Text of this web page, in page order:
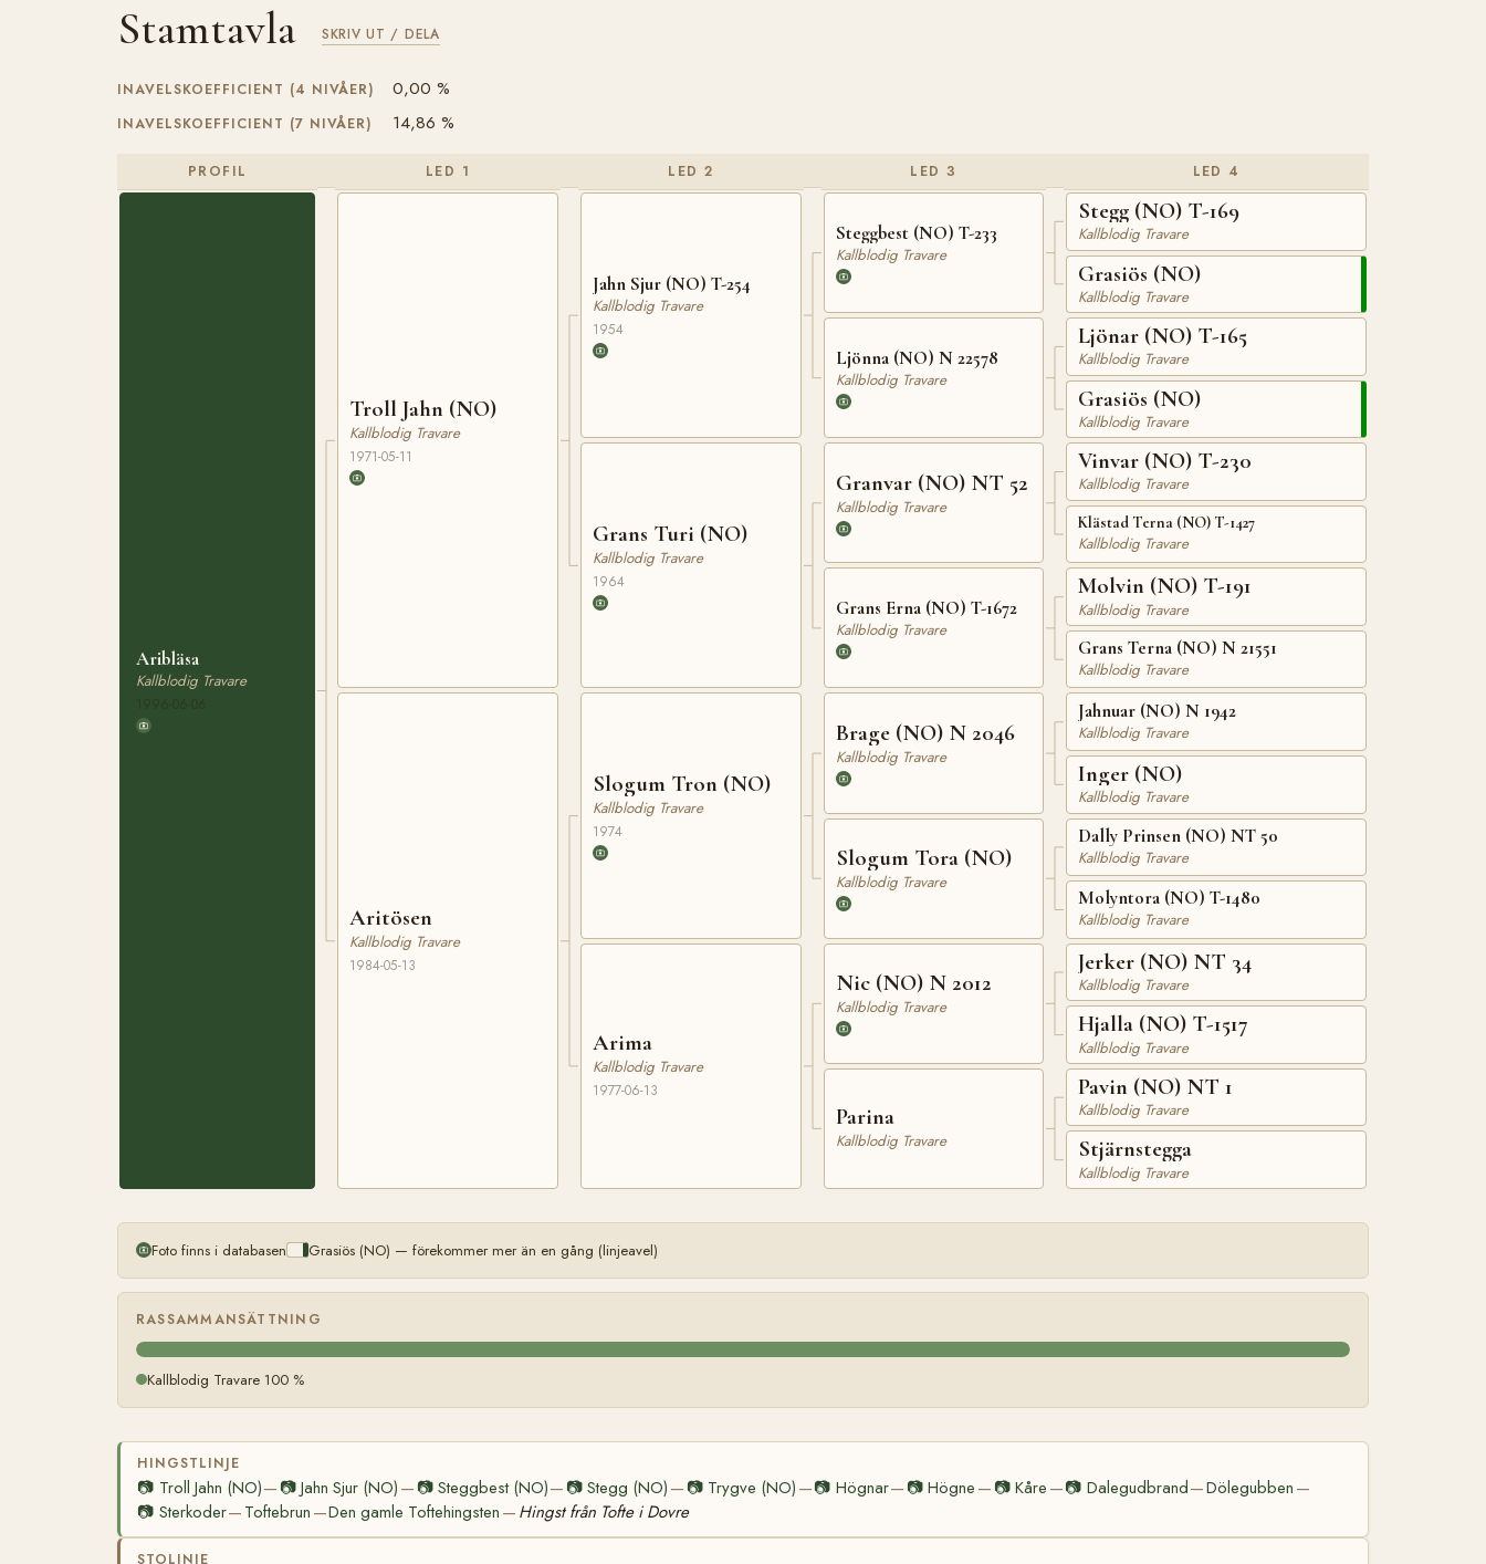
Stamtavla SKRIV UT / DELA
INAVELSKOEFFICIENT (4 NIVÅER) 0,00 %
INAVELSKOEFFICIENT (7 NIVÅER) 14,86 %
PROFIL
Aribläsa
Kallblodig Travare
LED 1
Troll Jahn (NO)
Kallblodig Travare
1971-05-11
Aritösen
Kallblodig Travare
1984-05-13
LED 2
Jahn Sjur (NO) T-254
Kallblodig Travare
1954
Grans Turi (NO)
Kallblodig Travare
1964
Slogum Tron (NO)
Kallblodig Travare
1974
Arima
Kallblodig Travare
1977-06-13
LED 3
Steggbest (NO) T-233
Kallblodig Travare
Ljönna (NO) N 22578
Kallblodig Travare
Granvar (NO) NT 52
Kallblodig Travare
Grans Erna (NO) T-1672
Kallblodig Travare
Brage (NO) N 2046
Kallblodig Travare
Slogum Tora (NO)
Kallblodig Travare
Nic (NO) N 2012
Kallblodig Travare
Parina
Kallblodig Travare
LED 4
Stegg (NO) T-169
Kallblodig Travare
Grasiös (NO)
Kallblodig Travare
Ljönar (NO) T-165
Kallblodig Travare
Grasiös (NO)
Kallblodig Travare
Vinvar (NO) T-230
Kallblodig Travare
Klästad Terna (NO) T-1427
Kallblodig Travare
Molvin (NO) T-191
Kallblodig Travare
Grans Terna (NO) N 21551
Kallblodig Travare
Jahnuar (NO) N 1942
Kallblodig Travare
Inger (NO)
Kallblodig Travare
Dally Prinsen (NO) NT 50
Kallblodig Travare
Molyntora (NO) T-1480
Kallblodig Travare
Jerker (NO) NT 34
Kallblodig Travare
Hjalla (NO) T-1517
Kallblodig Travare
Pavin (NO) NT 1
Kallblodig Travare
Stjärnstegga
Kallblodig Travare
Foto finns i databasen Grasiös (NO) — förekommer mer än en gång (linjeavel)
RASSAMMANSÄTTNING
Kallblodig Travare 100 %
HINGSTLINJE
📷 Troll Jahn (NO)— 📷Jahn Sjur (NO) — 📷 Steggbest (NO)— 📷 Stegg (NO) — 📷 Trygve (NO) —📷 Högnar— 📷Högne — 📷Kåre —📷 Dalegudbrand—Dölegubben —
📷 Sterkoder— Toftebrun —Den gamle Toftehingsten — Hingst från Tofte i Dovre
STOLINJE